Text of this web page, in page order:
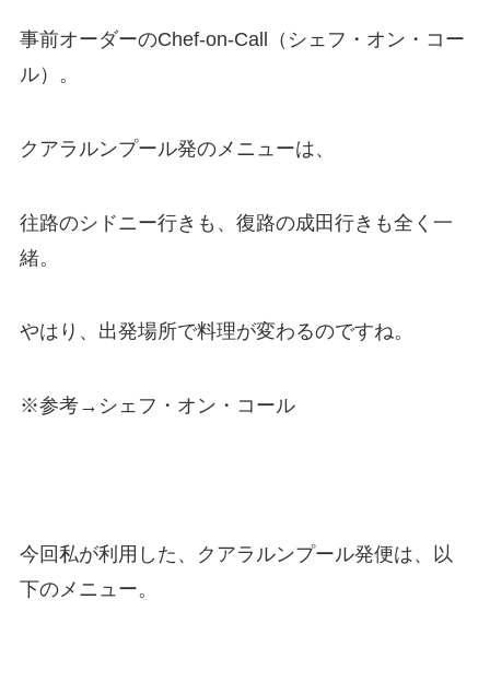
事前オーダーのChef-on-Call（シェフ・オン・コー
ル）。
クアラルンプール発のメニューは、
往路のシドニー行きも、復路の成田行きも全く一
緒。
やはり、出発場所で料理が変わるのですね。
※参考→シェフ・オン・コール
今回私が利用した、クアラルンプール発便は、以
下のメニュー。